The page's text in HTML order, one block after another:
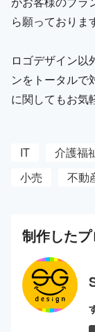
ら願っておりま
ロゴデザイン以
ンをトータルで
に関してもお気
IT 介護福
小売
不動
制作したプ